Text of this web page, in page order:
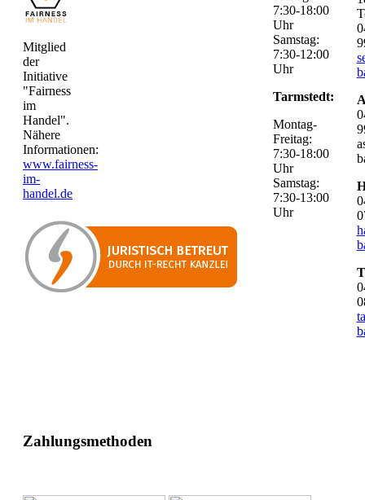
Mitglied
der
Initiative
"Fairness
im
Handel".
Nähere
Informationen:
www.fairness-
im-
handel.de
7:30-18:00
Uhr
Samstag:
7:30-12:00
Uhr
Tarmstedt:
Montag-
Freitag:
7:30-18:00
Uhr
Samstag:
7:30-13:00
Uhr
Zahlungsmethoden